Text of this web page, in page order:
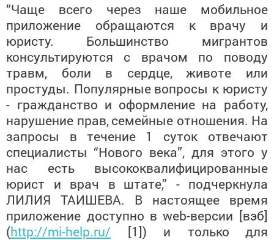
“Чаще всего через наше мобильное
приложение обращаются к врачу и
юристу.
Большинство мигрантов
консультируются
с врачом по поводу
травм, боли в сердце,
животе или
простуды. Популярные вопросы к юристу
- гражданство и оформление на работу,
нарушение прав,семейные отношения. На
запросы в
течение 1 суток отвечают
специалисты “Нового века”, для этого у
нас есть
высококвалифицированные
юрист и врач в штате,” - подчеркнула
ЛИЛИЯ ТАИШЕВА.
В настоящее время
приложение доступно в web-версии [вэб]
(http://mi-help.ru/ [1]) и только
для